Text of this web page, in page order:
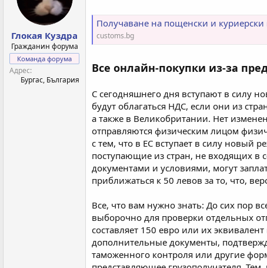
Глокая Куздра
Гражданин форума
Команда форума
Адрес
Бургас, България
Получаване на пощенски и куриерски
customs.bg
Все онлайн-покупки из-за
С сегодняшнего дня вступают в силу
будут облагаться НДС, если они из
а также в Великобритании. Нет
отправляются физическим лицом
с тем, что в ЕС вступает в силу новый
поступающие из стран, не входящих в
документами и условиями, могут
приближаться к 50 левов за то, что,
Все, что вам нужно знать: До сих пор
выборочно для проверки отдельных
составляет 150 евро или их
дополнительные документы,
таможенного контроля или другие